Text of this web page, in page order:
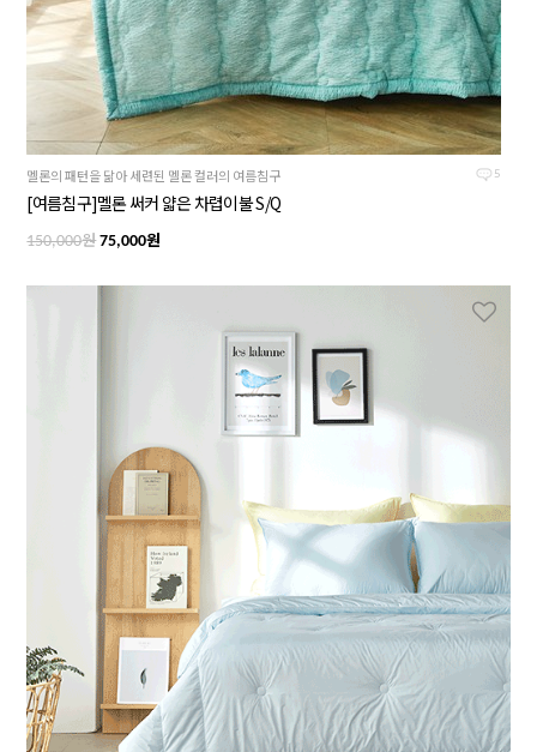
5
멜론의 패턴을 닮아 세련된 멜론 컬러의 여름침구
[여름침구]멜론 써커 얇은 차렵이불 S/Q
150,000원75,000원